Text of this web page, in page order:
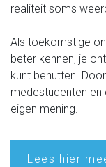
realiteit soms
Als toekomstige
beter kennen, je
kunt benutten.
medestudenten
eigen mening.
Lees hier